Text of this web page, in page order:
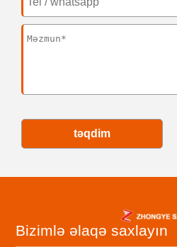
təqdim
Bizimlə əlaqə saxlayın